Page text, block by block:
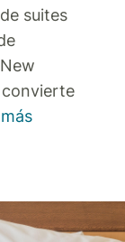
suites
convierte